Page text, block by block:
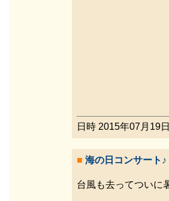
日時 2015年07月19
■ 海の日コンサート♪
台風も去ってついに